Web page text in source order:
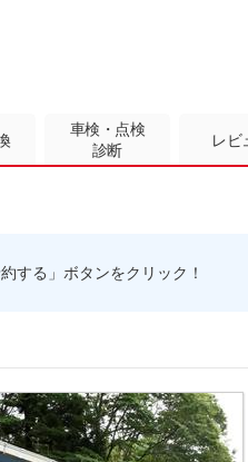
車検・点検
診断
レビ
する」ボタンをクリック！